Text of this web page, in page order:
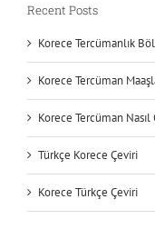
Recent Posts
Korece Tercümanlık
Korece Tercüman
Korece Tercüman
Türkçe Korece Çeviri
Korece Türkçe Çeviri